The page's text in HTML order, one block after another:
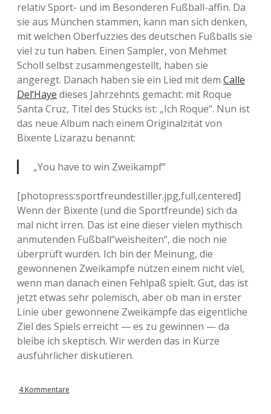
relativ Sport- und im Besonderen Fußball-affin. Da
sie aus München stammen, kann man sich denken,
mit welchen Oberfuzzies des deutschen Fußballs sie
viel zu tun haben. Einen Sampler, von Mehmet
Scholl selbst zusammengestellt, haben sie
angeregt. Danach haben sie ein Lied mit dem Calle
Del‘Haye dieses Jahrzehnts gemacht: mit Roque
Santa Cruz, Titel des Stücks ist: „Ich Roque“. Nun ist
das neue Album nach einem Originalzitat von
Bixente Lizarazu benannt:
„You have to win Zweikampf“
[photopress:sportfreundestiller.jpg,full,centered]
Wenn der Bixente (und die Sportfreunde) sich da
mal nicht irren. Das ist eine dieser vielen mythisch
anmutenden Fußball“weisheiten“, die noch nie
überprüft wurden. Ich bin der Meinung, die
gewonnenen Zweikämpfe nützen einem nicht viel,
wenn man danach einen Fehlpaß spielt. Gut, das ist
jetzt etwas sehr polemisch, aber ob man in erster
Linie über gewonnene Zweikämpfe das eigentliche
Ziel des Spiels erreicht — es zu gewinnen — da
bleibe ich skeptisch. Wir werden das in Kürze
ausführlicher diskutieren.
4 Kommentare